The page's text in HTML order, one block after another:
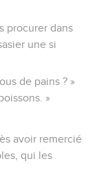
procurer dans
une si
de pains ? »
»
avoir remercié
qui les